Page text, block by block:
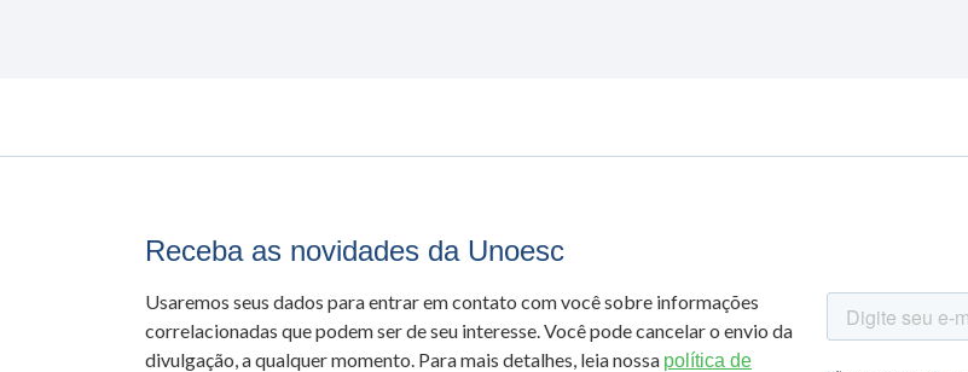
Receba as novidades da Unoesc
Usaremos seus dados para entrar em contato com você sobre informações
correlacionadas que podem ser de seu interesse. Você pode cancelar o envio da
divulgação, a qualquer momento. Para mais detalhes, leia nossa política de